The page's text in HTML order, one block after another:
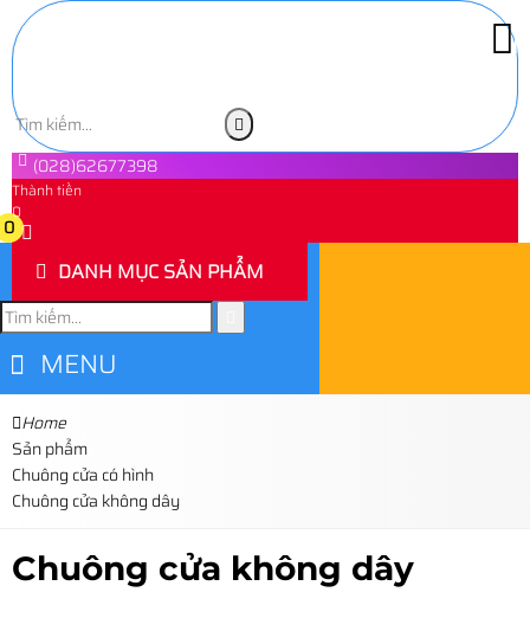
(028)62677398
Thành tiền
0
0
DANH MỤC SẢN PHẨM
MENU
Home
Sản phẩm
Chuông cửa có hình
Chuông cửa không dây
Chuông cửa không dây